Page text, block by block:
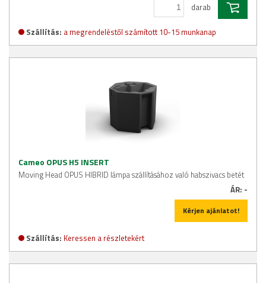
darab
Szállítás: a megrendeléstől számított 10-15 munkanap
Cameo OPUS H5 INSERT
Moving Head OPUS HIBRID lámpa szállításához való habszivacs betét
ÁR: -
Kérjen ajánlatot!
Szállítás: Keressen a részletekért